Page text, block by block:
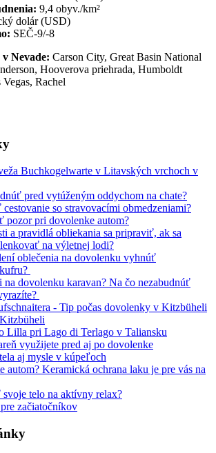
9,4 obyv./km²
dolár (USD)
SEČ-9/-8
Nevade: Carson City, Great Basin National
Hooverova priehrada, Humboldt
Rachel
Buchkogelwarte v Litavských vrchoch v
pred vytúženým oddychom na chate?
so stravovacími obmedzeniami?
pozor pri dovolenke autom?
a pravidlá obliekania sa pripraviť, ak sa
na výletnej lodi?
oblečenia na dovolenku vyhnúť
na dovolenku karavan? Na čo nezabudnúť
- Tip počas dovolenky v Kitzbüheli
Lilla pri Lago di Terlago v Taliansku
využijete pred aj po dovolenke
aj mysle v kúpeľoch
autom? Keramická ochrana laku je pre vás na
telo na aktívny relax?
začiatočníkov